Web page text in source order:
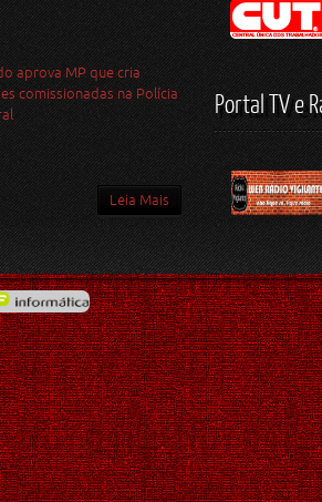
aprova MP que cria
comissionadas na Polícia
Leia Mais
Portal TV e